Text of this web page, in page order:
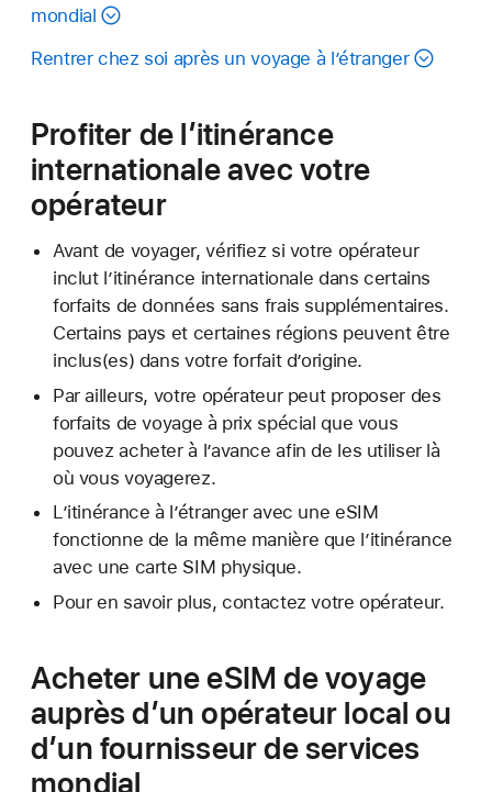
mondial
Rentrer chez soi après un voyage à l’étranger
Profiter de l’itinérance
internationale avec votre
opérateur
Avant de voyager, vérifiez si votre opérateur
inclut l’itinérance internationale dans certains
forfaits de données sans frais supplémentaires.
Certains pays et certaines régions peuvent être
inclus(es) dans votre forfait d’origine.
Par ailleurs, votre opérateur peut proposer des
forfaits de voyage à prix spécial que vous
pouvez acheter à l’avance afin de les utiliser là
où vous voyagerez.
L’itinérance à l’étranger avec une eSIM
fonctionne de la même manière que l’itinérance
avec une carte SIM physique.
Pour en savoir plus, contactez votre opérateur.
Acheter une eSIM de voyage
auprès d’un opérateur local ou
d’un fournisseur de services
mondial